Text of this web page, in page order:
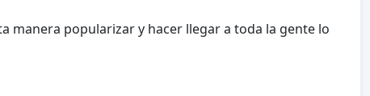
manera popularizar y hacer llegar a toda la gente lo